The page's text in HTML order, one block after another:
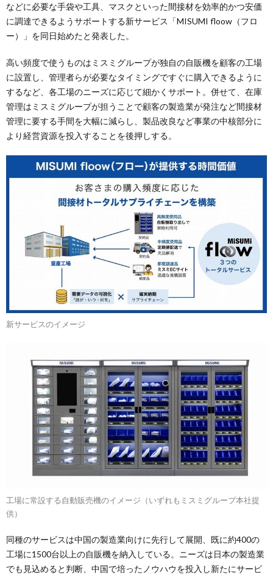
などに必要な手袋や工具、マスクといった間接材を効率的かつ安価
に調達できるようサポートする新サービス「MISUMI floow（フロ
ー）」を同日始めたと発表した。
高い頻度で使うものはミスミグループが独自の自販機を顧客の工場
に設置し、管理者らが必要なタイミングですぐに購入できるように
するなど、各工場のニーズに応じて細かくサポート。併せて、在庫
管理はミスミグループが担うことで顧客の製造業が発注など間接材
管理に要する手間を大幅に減らし、製品改良など事業の中核部分に
より経営資源を投入することを後押しする。
新サービスのイメージ
工場に常設する自動販売機のイメージ（いずれもミスミグループ本社提
供）
同種のサービスは中国の製造業向けに先行して展開、既に約400の
工場に1500台以上の自販機を納入している。ニーズは日本の製造業
でも見込めると判断、中国で培ったノウハウを投入し新たにサービ